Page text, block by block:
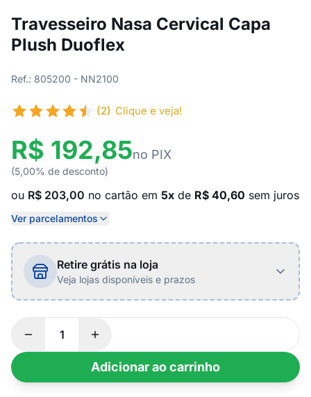
Travesseiro Nasa Cervical Capa
Plush Duoflex
Ref.: 805200 - NN2100
(2) Clique e veja!
R$ 192,85no PIX
(5,00% de desconto)
ou R$ 203,00 no cartão em 5x de R$ 40,60 sem juros
Ver parcelamentos
Retire grátis na loja
Veja lojas disponíveis e prazos
Adicionar ao carrinho